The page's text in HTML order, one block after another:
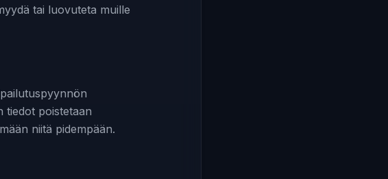
tai luovuteta muille
tiedot poistetaan
niitä pidempään.